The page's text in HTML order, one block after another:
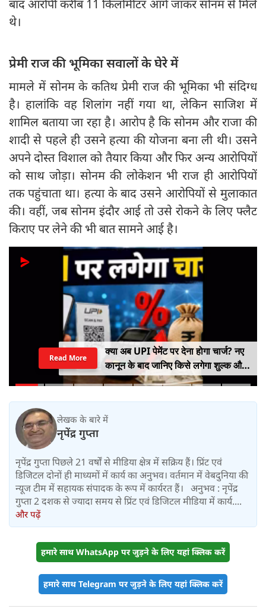
बाद आरोपी करीब 11 किलोमीटर आगे जाकर सोनम से मिले
थे।
प्रेमी राज की भूमिका सवालों के घेरे में
मामले में सोनम के कतिथ प्रेमी राज की भूमिका भी संदिग्‍ध
है। हालांकि वह शिलांग नहीं गया था, लेकिन साजिश में
शामिल बताया जा रहा है। आरोप है कि सोनम और राजा की
शादी से पहले ही उसने हत्या की योजना बना ली थी। उसने
अपने दोस्त विशाल को तैयार किया और फिर अन्य आरोपियों
को साथ जोड़ा। सोनम की लोकेशन भी राज ही आरोपियों
तक पहुंचाता था। हत्या के बाद उसने आरोपियों से मुलाकात
की। वहीं, जब सोनम इंदौर आई तो उसे रोकने के लिए फ्लैट
किराए पर लेने की भी बात सामने आई है।
क्या अब UPI पेमेंट पर देना होगा चार्ज? नए
कानून के बाद जानिए किसे लगेगा शुल्क और
किसे नहीं
Read More
लेखक के बारे में
नृपेंद्र गुप्ता
नृपेंद्र गुप्ता पिछले 21 वर्षों से मीडिया क्षेत्र में सक्रिय हैं। प्रिंट एवं
डिजिटल दोनों ही माध्यमों में कार्य का अनुभव। वर्तमान में वेबदुनिया की
न्यूज टीम में सहायक संपादक के रूप में कार्यरत हैं। अनुभव : नृपेंद्र
गुप्ता 2 दशक से ज्यादा समय से प्रिंट एवं डिजिटल मीडिया में कार्य....
और पढ़ें
हमारे साथ WhatsApp पर जुड़ने के लिए यहां क्लिक करें
हमारे साथ Telegram पर जुड़ने के लिए यहां क्लिक करें